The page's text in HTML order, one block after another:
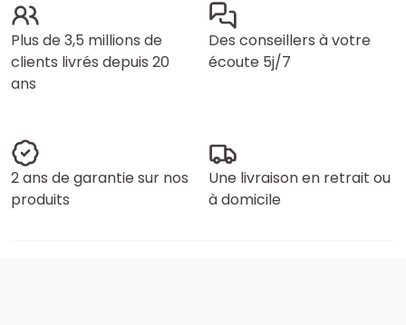
Plus de 3,5 millions de
clients livrés depuis 20
ans
Des conseillers à votre
écoute 5j/7
2 ans de garantie sur nos
produits
Une livraison en retrait ou
à domicile